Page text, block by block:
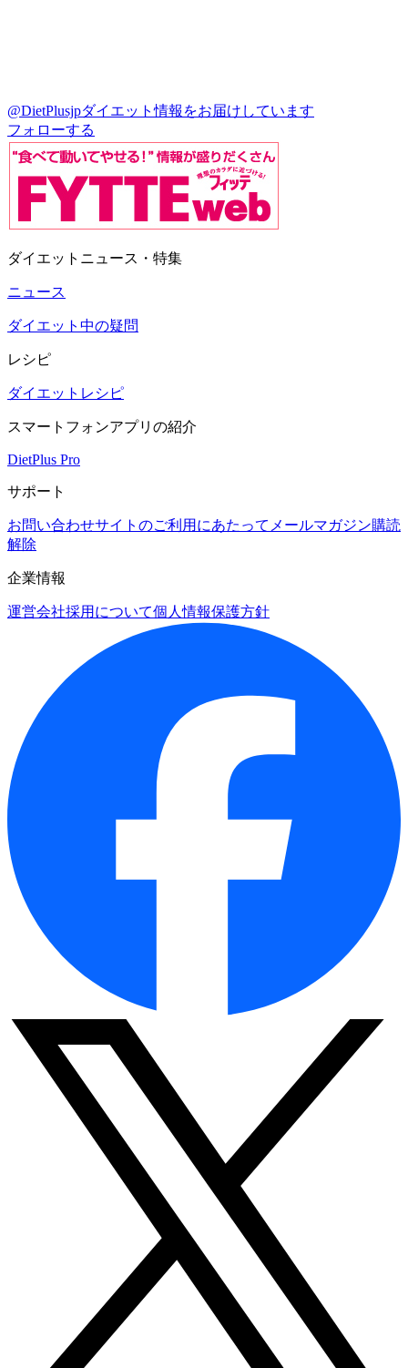
@DietPlusjpダイエット情報をお届けしています
フォローする
ダイエットニュース・特集
ニュース
ダイエット中の疑問
レシピ
ダイエットレシピ
スマートフォンアプリの紹介
DietPlus Pro
サポート
お問い合わせサイトのご利用にあたって メールマガジン購読
解除
企業情報
運営会社採用について個人情報保護方針